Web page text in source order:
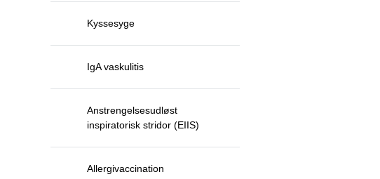
Kyssesyge
IgA vaskulitis
Anstrengelsesudløst
inspiratorisk stridor (EIIS)
Allergivaccination